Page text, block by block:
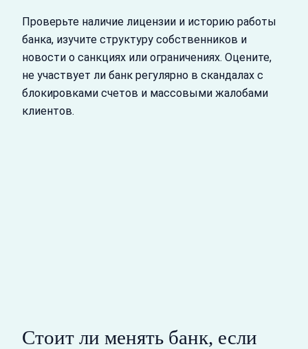
Проверьте наличие лицензии и историю работы
банка, изучите структуру собственников и
новости о санкциях или ограничениях. Оцените,
не участвует ли банк регулярно в скандалах с
блокировками счетов и массовыми жалобами
клиентов.
Стоит ли менять банк, если